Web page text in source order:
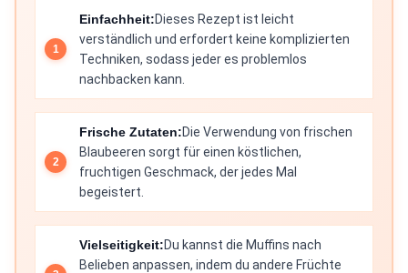
Einfachheit:Dieses Rezept ist leicht
verständlich und erfordert keine komplizierten
Techniken, sodass jeder es problemlos
nachbacken kann.
Frische Zutaten:Die Verwendung von frischen
Blaubeeren sorgt für einen köstlichen,
fruchtigen Geschmack, der jedes Mal
begeistert.
Vielseitigkeit:Du kannst die Muffins nach
Belieben anpassen, indem du andere Früchte